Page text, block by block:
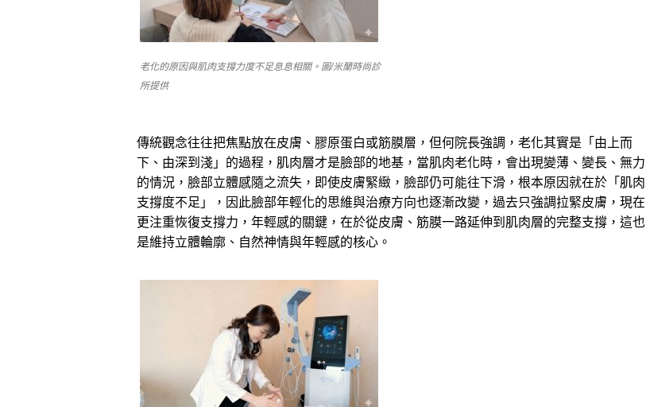
老化的原因與肌肉支撐力度不足息息相關。圖/米蘭時尚診
所提供
傳統觀念往往把焦點放在皮膚、膠原蛋白或筋膜層，但何院長強調，老化其實是「由上而
下、由深到淺」的過程，肌肉層才是臉部的地基，當肌肉老化時，會出現變薄、變長、無力
的情況，臉部立體感隨之流失，即使皮膚緊緻，臉部仍可能往下滑，根本原因就在於「肌肉
支撐度不足」，因此臉部年輕化的思維與治療方向也逐漸改變，過去只強調拉緊皮膚，現在
更注重恢復支撐力，年輕感的關鍵，在於從皮膚、筋膜一路延伸到肌肉層的完整支撐，這也
是維持立體輪廓、自然神情與年輕感的核心。